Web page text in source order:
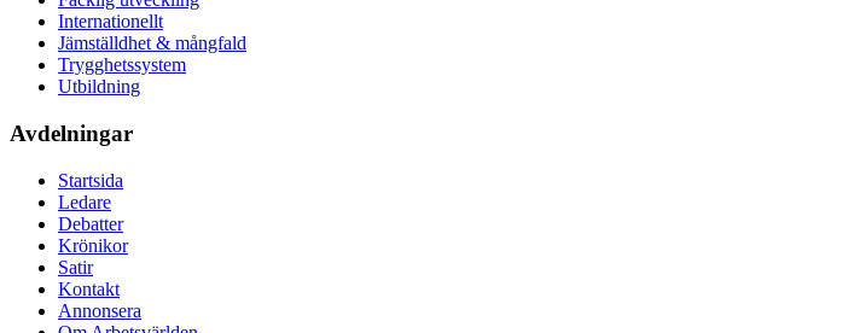
Internationellt
Jämställdhet & mångfald
Trygghetssystem
Utbildning
Avdelningar
Startsida
Ledare
Debatter
Krönikor
Satir
Kontakt
Annonsera